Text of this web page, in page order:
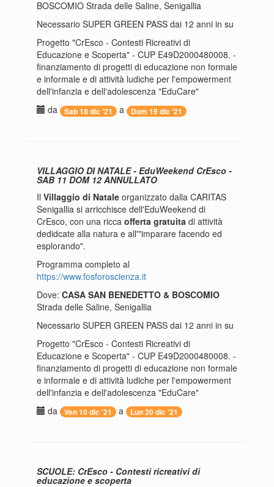
BOSCOMIO Strada delle Saline, Senigallia
Necessario SUPER GREEN PASS dai 12 anni in su
Progetto "CrEsco - Contesti Ricreativi di
Educazione e Scoperta" - CUP E49D2000480008. -
finanziamento di progetti di educazione non formale
e informale e di attività ludiche per l'empowerment
dell'infanzia e dell'adolescenza "EduCare"
da
Sab 18 dic '21 a Dom 19 dic '21
VILLAGGIO DI NATALE - EduWeekend CrEsco -
SAB 11 DOM 12 ANNULLATO
Il Villaggio di Natale organizzato dalla CARITAS
Senigallia si arricchisce dell'EduWeekend di
CrEsco, con una ricca offerta gratuita di attività
dedidcate alla natura e all'"imparare facendo ed
esplorando".
Programma completo al
https://www.fosforoscienza.it
Dove: CASA SAN BENEDETTO & BOSCOMIO
Strada delle Saline, Senigallia
Necessario SUPER GREEN PASS dai 12 anni in su
Progetto "CrEsco - Contesti Ricreativi di
Educazione e Scoperta" - CUP E49D2000480008. -
finanziamento di progetti di educazione non formale
e informale e di attività ludiche per l'empowerment
dell'infanzia e dell'adolescenza "EduCare"
da
Ven 10 dic '21 a Lun 20 dic '21
SCUOLE: CrEsco - Contesti ricreativi di
educazione e scoperta